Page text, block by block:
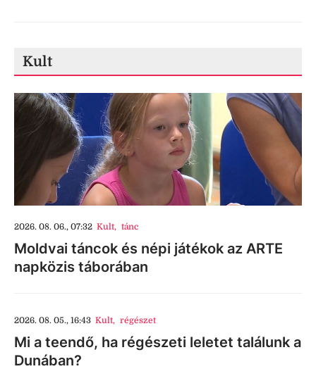
Kult
2026. 08. 06., 07:32 Kult, tánc
Moldvai táncok és népi játékok az ARTE
napközis táborában
2026. 08. 05., 16:43 Kult, régészet
Mi a teendő, ha régészeti leletet találunk a
Dunában?